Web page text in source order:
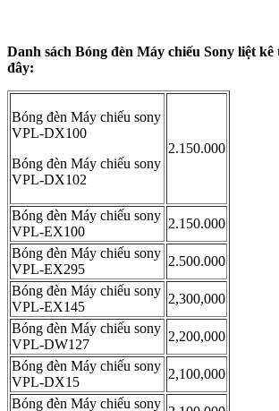
Danh sách Bóng đèn Máy chiếu Sony liệt
đây:
Bóng đèn Máy chiếu sony
VPL-DX100
Bóng đèn Máy chiếu sony
VPL-DX102
2.150.000
Bóng đèn Máy chiếu sony
VPL-EX100
2.150.000
Bóng đèn Máy chiếu sony
VPL-EX295
2.500.000
Bóng đèn Máy chiếu sony
VPL-EX145
2,300,000
Bóng đèn Máy chiếu sony
VPL-DW127
2,200,000
Bóng đèn Máy chiếu sony
VPL-DX15
2,100,000
Bóng đèn Máy chiếu sony